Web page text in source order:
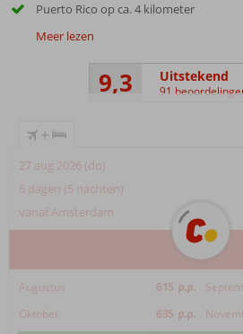
Puerto Rico op ca. 4 kilometer
Meer lezen
9,3 Uitstekend
91
+
27 aug 2026 (do)
6 dagen (5 nachten)
vanaf Amsterdam
Augustus 615 p.p.
Oktober
635 p.p.